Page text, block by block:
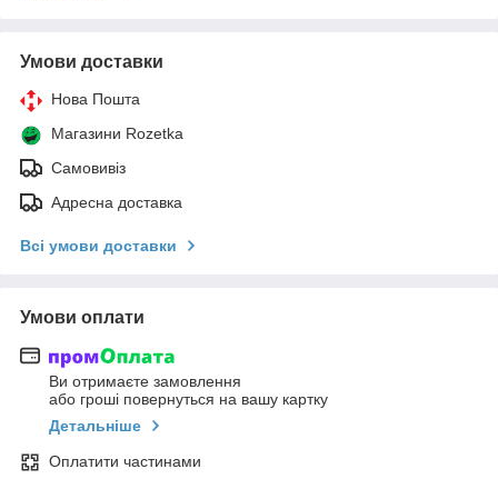
Умови доставки
Нова Пошта
Магазини Rozetka
Самовивіз
Адресна доставка
Всі умови доставки
Умови оплати
Ви отримаєте замовлення
або гроші повернуться на вашу картку
Детальніше
Оплатити частинами